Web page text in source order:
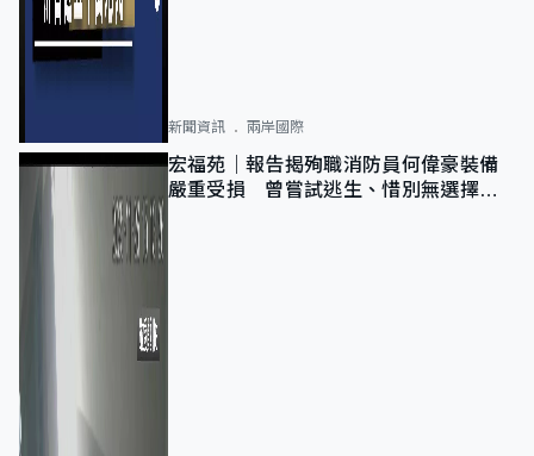
新聞資訊 兩岸國際
宏福苑｜報告揭殉職消防員何偉豪裝備
嚴重受損 曾嘗試逃生、惜別無選擇下